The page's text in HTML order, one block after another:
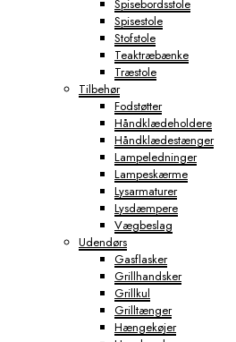
Spisebordsstole
Spisestole
Stofstole
Teaktræbænke
Træstole
Tilbehør
Fodstøtter
Håndklædeholdere
Håndklædestænger
Lampeledninger
Lampeskærme
Lysarmaturer
Lysdæmpere
Vægbeslag
Udendørs
Gasflasker
Grillhandsker
Grillkul
Grilltænger
Hængekøjer